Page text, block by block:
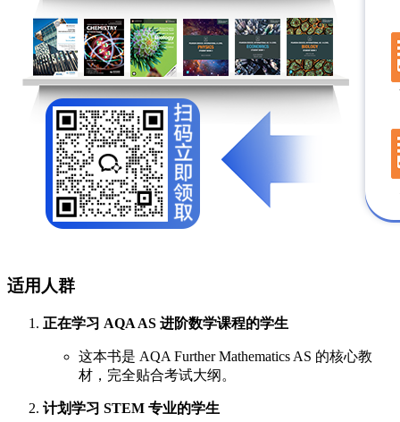
适用人群
正在学习 AQA AS 进阶数学课程的学生
这本书是 AQA Further Mathematics AS 的核心教
材，完全贴合考试大纲。
计划学习 STEM 专业的学生